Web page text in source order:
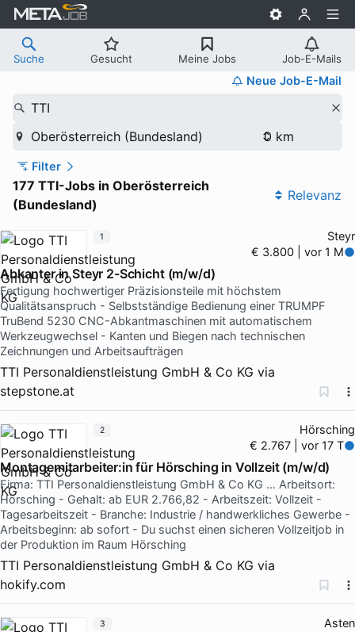
Suche Gesucht Meine Jobs Job-E-Mails
Neue Job-E-Mail
TTI
Oberösterreich (Bundesland)
Filter
177 TTI-Jobs in Oberösterreich
(Bundesland)
Relevanz
Steyr
€ 3.800 | vor 1 M
Abkanter in Steyr 2-Schicht (m/w/d)
Fertigung hochwertiger Präzisionsteile mit höchstem
Qualitätsanspruch - Selbstständige Bedienung einer TRUMPF
TruBend 5230 CNC-Abkantmaschinen mit automatischem
Werkzeugwechsel - Kanten und Biegen nach technischen
Zeichnungen und Arbeitsaufträgen
TTI Personaldienstleistung GmbH & Co KG via
stepstone.at
1
Hörsching
€ 2.767 | vor 17 T
Montagemitarbeiter:in für Hörsching in Vollzeit (m/w/d)
Firma: TTI Personaldienstleistung GmbH & Co KG … Arbeitsort:
Hörsching - Gehalt: ab EUR 2.766,82 - Arbeitszeit: Vollzeit -
Tagesarbeitszeit - Branche: Industrie / handwerkliches Gewerbe -
Arbeitsbeginn: ab sofort - Du suchst einen sicheren Vollzeitjob in
der Produktion im Raum Hörsching
TTI Personaldienstleistung GmbH & Co KG via
hokify.com
2
Asten
3